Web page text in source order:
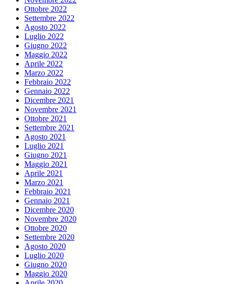
Ottobre 2022
Settembre 2022
Agosto 2022
Luglio 2022
Giugno 2022
Maggio 2022
Aprile 2022
Marzo 2022
Febbraio 2022
Gennaio 2022
Dicembre 2021
Novembre 2021
Ottobre 2021
Settembre 2021
Agosto 2021
Luglio 2021
Giugno 2021
Maggio 2021
Aprile 2021
Marzo 2021
Febbraio 2021
Gennaio 2021
Dicembre 2020
Novembre 2020
Ottobre 2020
Settembre 2020
Agosto 2020
Luglio 2020
Giugno 2020
Maggio 2020